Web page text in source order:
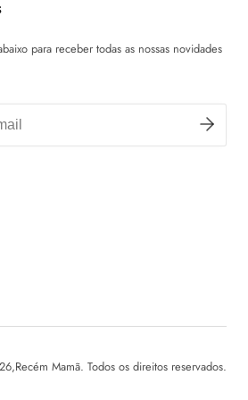
para receber todas as nossas novidades
Recém Mamã. Todos os direitos reservados.